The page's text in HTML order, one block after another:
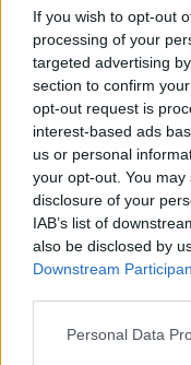
If you wish to opt-out
processing of your
targeted advertising
section to confirm
opt-out request is
interest-based ads
us or personal
your opt-out. You
disclosure of your
IAB’s list of
also be disclosed by
Downstream
Personal Data
En Bienestar
encuentran un
físico, sino
Lydia Rodríguez,
Rodríguez, han
nutrición; una
duradero a largo